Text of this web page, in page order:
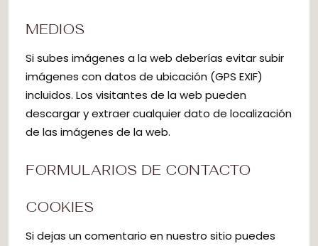
MEDIOS
Si subes imágenes a la web deberías evitar subir
imágenes con datos de ubicación (GPS EXIF)
incluidos. Los visitantes de la web pueden
descargar y extraer cualquier dato de localización
de las imágenes de la web.
FORMULARIOS DE CONTACTO
COOKIES
Si dejas un comentario en nuestro sitio puedes